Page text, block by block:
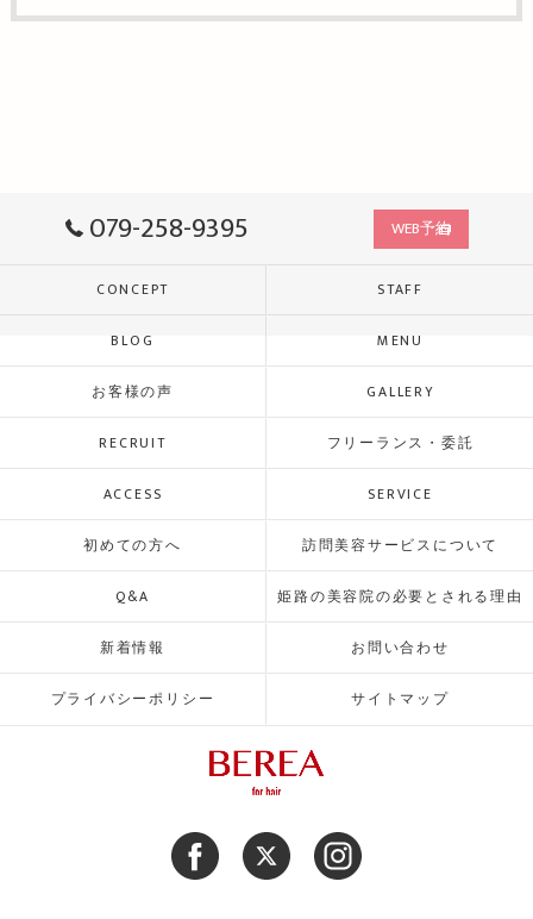
079-258-9395 WEB予約
CONCEPT STAFF
BLOG MENU
お客様の声 GALLERY
RECRUIT フリーランス・委託
ACCESS SERVICE
初めての方へ 訪問美容サービスについて
Q&A 姫路の美容院の必要とされる理由
新着情報 お問い合わせ
プライバシーポリシー サイトマップ